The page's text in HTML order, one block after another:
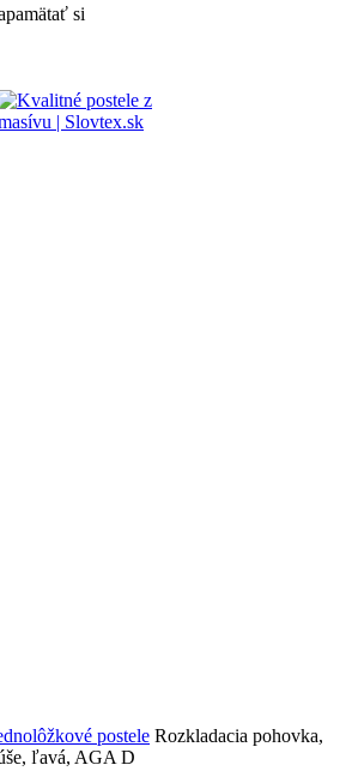
si
postele Rozkladacia pohovka,
ľavá, AGA D